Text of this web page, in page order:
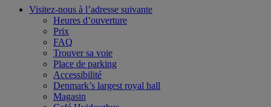
Visitez-nous à l’adresse suivante
Heures d’ouverture
Prix
FAQ
Trouver sa voie
Place de parking
Accessibilité
Denmark’s largest royal hall
Magasin